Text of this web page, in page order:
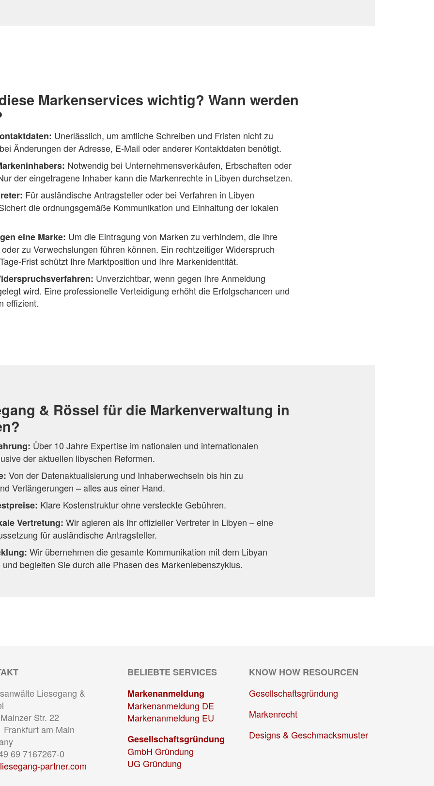
Markenservices wichtig? Wann werden
Unerlässlich, um amtliche Schreiben und Fristen nicht zu
Änderungen der Adresse, E-Mail oder anderer Kontaktdaten benötigt.
Notwendig bei Unternehmensverkäufen, Erbschaften oder
der eingetragene Inhaber kann die Markenrechte in Libyen durchsetzen.
Für ausländische Antragsteller oder bei Verfahren in Libyen
die ordnungsgemäße Kommunikation und Einhaltung der lokalen
eine Marke: Um die Eintragung von Marken zu verhindern, die Ihre
zu Verwechslungen führen können. Ein rechtzeitiger Widerspruch
Frist schützt Ihre Marktposition und Ihre Markenidentität.
Unverzichtbar, wenn gegen Ihre Anmeldung
wird. Eine professionelle Verteidigung erhöht die Erfolgschancen und
effizient.
& Rössel für die Markenverwaltung in
Über 10 Jahre Expertise im nationalen und internationalen
der aktuellen libyschen Reformen.
Von der Datenaktualisierung und Inhaberwechseln bis hin zu
Verlängerungen – alles aus einer Hand.
Klare Kostenstruktur ohne versteckte Gebühren.
Vertretung: Wir agieren als Ihr offizieller Vertreter in Libyen – eine
für ausländische Antragsteller.
Wir übernehmen die gesamte Kommunikation mit dem Libyan
begleiten Sie durch alle Phasen des Markenlebenszyklus.
Liesegang &
Str. 22
Frankfurt am Main
69 7167267-0
partner.com
BELIEBTE SERVICES
Markenanmeldung
Markenanmeldung DE
Markenanmeldung EU
Gesellschaftsgründung
GmbH Gründung
UG Gründung
KNOW HOW RESOURCEN
Gesellschaftsgründung
Markenrecht
Designs & Geschmacksmuster